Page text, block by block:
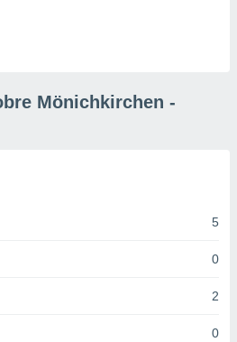
Mönichkirchen -
5
0
2
0